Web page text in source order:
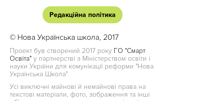
Редакційна політика
© Нова Українська школа, 2017
Проект був створений 2017 року ГО "Смарт
Освіта" у партнерстві з Міністерством освіти і
науки України для комунікації реформи "Нова
Українська Школа"
Усі виключні майнові й немайнові права на
текстові матеріали, фото, зображення та інші